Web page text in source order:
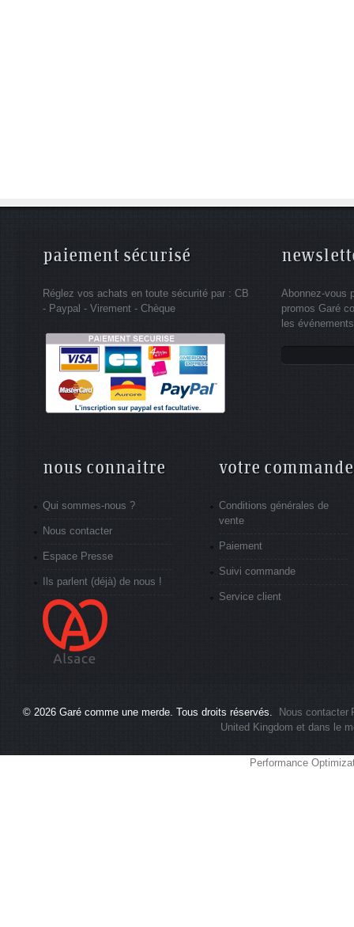
paiement sécurisé
Réglez vos achats en toute sécurité par : CB
- Paypal - Virement - Chèque
Abonnez-vous
promos Garé
les
nous connaitre
Qui sommes-nous ?
Nous contacter
Espace Presse
Ils parlent (déjà) de nous !
votre commande
Conditions générales de
vente
Paiement
Suivi commande
Service client
© 2026 Garé comme une merde . Tous droits réservés. Nous contacter
United Kingdom et dans le
Performance